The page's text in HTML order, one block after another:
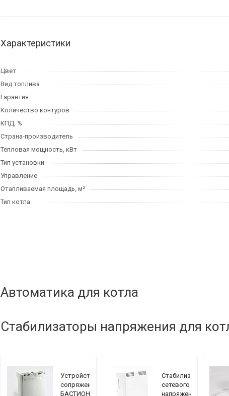
Характеристики
Цвет
Вид топлива
Гарантия
Количество контуров
КПД, %
Страна-производитель
Тепловая мощность, кВт
Тип установки
Управление
Отапливаемая площадь, м²
Тип котла
Автоматика для котла
Стабилизаторы напряжения для
Устройство
сопряжения
БАСТИОН
Стабилизатор
сетевого
напряжения